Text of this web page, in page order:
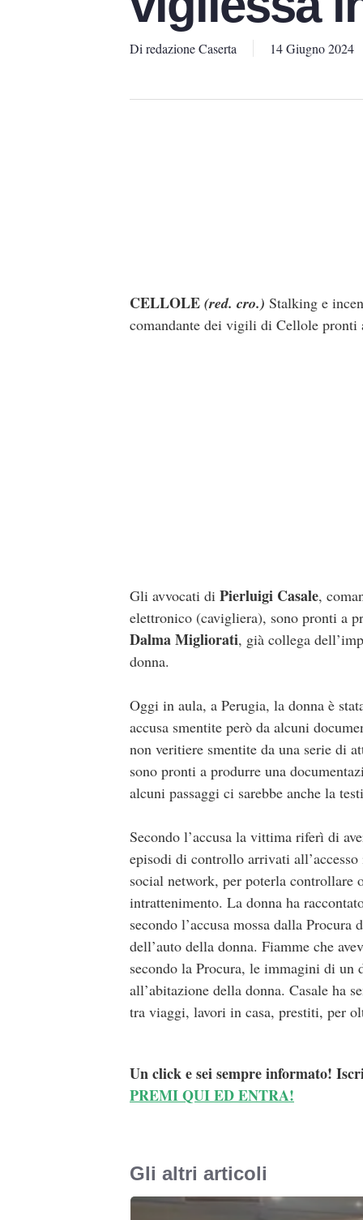
Di redazione Caserta 14 Giugno 2024
CELLOLE (red. cro.) Stalking e
comandante dei vigili di Cellole pronti
Gli avvocati di Pierluigi Casale,
elettronico (cavigliera), sono pronti a
Dalma Migliorati, già collega
donna.
Oggi in aula, a Perugia, la donna è
accusa smentite però da alcuni
non veritiere smentite da una serie di
sono pronti a produrre una
alcuni passaggi ci sarebbe anche la
Secondo l’accusa la vittima riferì di
episodi di controllo arrivati
social network, per poterla
intrattenimento. La donna ha
secondo l’accusa mossa dalla
dell’auto della donna. Fiamme che
secondo la Procura, le immagini di un
all’abitazione della donna. Casale ha
tra viaggi, lavori in casa, prestiti, per
Un click e sei sempre informato!
PREMI QUI ED ENTRA!
Gli altri articoli